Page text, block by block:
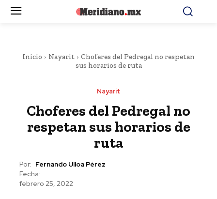
Inicio Nayarit
Choferes del Pedregal no respetan
sus horarios de ruta
Nayarit
Choferes del Pedregal no
respetan sus horarios de
ruta
Por: Fernando Ulloa Pérez
Fecha:
febrero 25, 2022